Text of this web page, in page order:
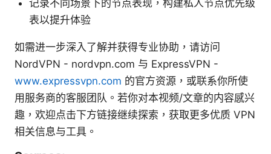
记录不同场景下的节点表现，构建私人节点优先级
表以提升体验
如需进一步深入了解并获得专业协助，请访问
NordVPN - nordvpn.com 与 ExpressVPN -
www.expressvpn.com 的官方资源，或联系你所使
用服务商的客服团队。若你对本视频/文章的内容感兴
趣，欢迎点击下方链接继续探索，获取更多优质 VPN
相关信息与工具。